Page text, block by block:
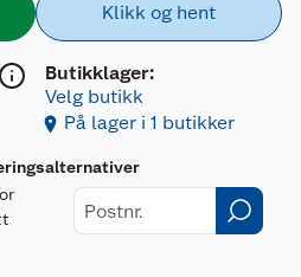
Klikk og hent
Butikklager:
Velg butikk
På lager i 1 butikker